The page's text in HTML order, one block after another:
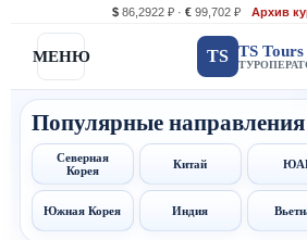
$ 86,2922 ₽ · € 99,702 ₽ Архив
МЕНЮ TS TS Tours
Популярные направления
Северная
Корея
Китай
Южная Корея Индия